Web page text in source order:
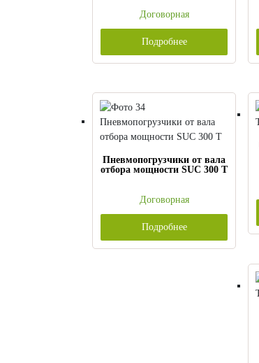
Договорная
Подробнее
Пневмопогрузчики от вала
отбора мощности SUC 300 T
Договорная
Подробнее